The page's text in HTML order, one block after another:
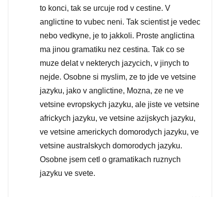
to konci, tak se urcuje rod v cestine. V
anglictine to vubec neni. Tak scientist je vedec
nebo vedkyne, je to jakkoli. Proste anglictina
ma jinou gramatiku nez cestina. Tak co se
muze delat v nekterych jazycich, v jinych to
nejde. Osobne si myslim, ze to jde ve vetsine
jazyku, jako v anglictine, Mozna, ze ne ve
vetsine evropskych jazyku, ale jiste ve vetsine
africkych jazyku, ve vetsine azijskych jazyku,
ve vetsine americkych domorodych jazyku, ve
vetsine australskych domorodych jazyku.
Osobne jsem cetl o gramatikach ruznych
jazyku ve svete.